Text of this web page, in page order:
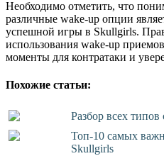
Необходимо отметить, что
различные wake-up опции
успешной игры в Skullgirls.
использования wake-up
моменты для контратаки и
Похожие статьи:
Разбор всех
Топ-10 самых
Skullgirls